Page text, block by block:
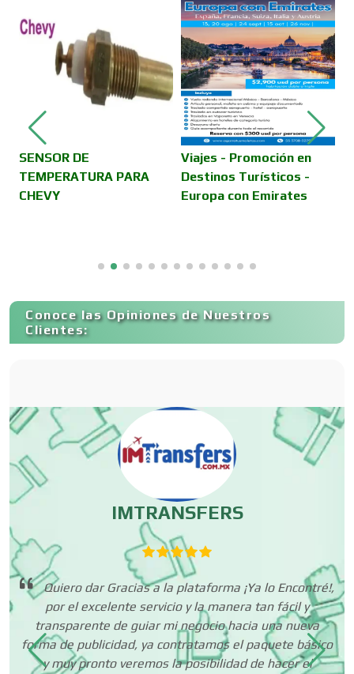
Cámaras de Comercio
Camiones para Fletes
Cancelería de Aluminio
Capacitación
Carnicerías
Centros Comerciales
Centros de Espectáculos
Centros de Nutrición
Centros Turísticos
SENSOR DE
TEMPERATURA PARA
CHEVY
Viajes - Promoción en
Destinos Turísticos -
Europa con Emirates
Conoce las Opiniones de Nuestros
Clientes:
IMTRANSFERS
Quiero dar Gracias a la plataforma ¡Ya lo Encontré!,
por el excelente servicio y la manera tan fácil y
transparente de guiar mi negocio hacia una nueva
forma de publicidad, ya contratamos el paquete básico
y muy pronto veremos la posibilidad de hacer el